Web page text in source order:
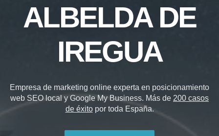
ALBELDA DE
IREGUA
Empresa de marketing online experta en posicionamiento
web SEO local y Google My Business. Más de 200 casos
de éxitopor toda España.